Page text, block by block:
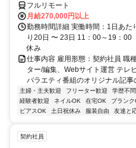
フルリモート
月給270,000円以上
勤務時間詳細 実働時間：1日あた
り20日 〜 23日 11：00～19：
休み
仕事内容 雇用形態：契約社員 職
ター/編集、Webサイト運営 テレ
バラエティ番組のオリジナル記
主婦・主夫歓迎 フリーター歓迎 学歴不問
経験者歓迎
ネイルOK 在宅OK ブランク
ピアスOK
土日祝休み 服装自由 友達と
契約社員